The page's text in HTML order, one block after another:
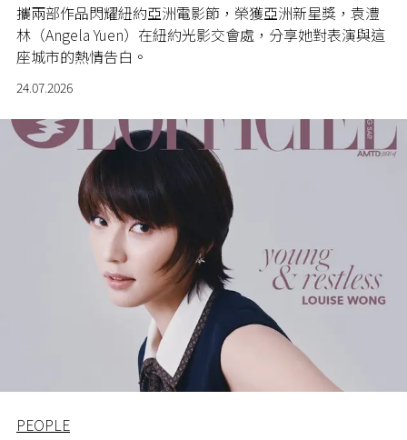
攜兩部作品閃耀紐約亞洲電影節，榮獲亞洲新星獎，袁澧
林（Angela Yuen）在紐約光影交會處，分享她對表演與這
座城市的熱情告白。
24.07.2026
PEOPLE